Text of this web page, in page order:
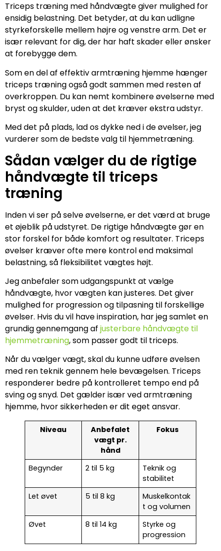
Triceps træning med håndvægte giver mulighed for
ensidig belastning. Det betyder, at du kan udligne
styrkeforskelle mellem højre og venstre arm. Det er
især relevant for dig, der har haft skader eller ønsker
at forebygge dem.
Som en del af effektiv armtræning hjemme hænger
triceps træning også godt sammen med resten af
overkroppen. Du kan nemt kombinere øvelserne med
bryst og skulder, uden at det kræver ekstra udstyr.
Med det på plads, lad os dykke ned i de øvelser, jeg
vurderer som de bedste valg til hjemmetræning.
Sådan vælger du de rigtige
håndvægte til triceps
træning
Inden vi ser på selve øvelserne, er det værd at bruge
et øjeblik på udstyret. De rigtige håndvægte gør en
stor forskel for både komfort og resultater. Triceps
øvelser kræver ofte mere kontrol end maksimal
belastning, så fleksibilitet vægtes højt.
Jeg anbefaler som udgangspunkt at vælge
håndvægte, hvor vægten kan justeres. Det giver
mulighed for progression og tilpasning til forskellige
øvelser. Hvis du vil have inspiration, har jeg samlet en
grundig gennemgang af justerbare håndvægte til
hjemmetræning, som passer godt til triceps.
Når du vælger vægt, skal du kunne udføre øvelsen
med ren teknik gennem hele bevægelsen. Triceps
responderer bedre på kontrolleret tempo end på
sving og snyd. Det gælder især ved armtræning
hjemme, hvor sikkerheden er dit eget ansvar.
Niveau
Anbefalet
vægt pr.
hånd
Fokus
Begynder 2 til 5 kg
Teknik og
stabilitet
Let øvet
5 til 8 kg
Muskelkontak
t og volumen
Øvet
8 til 14 kg
Styrke og
progression